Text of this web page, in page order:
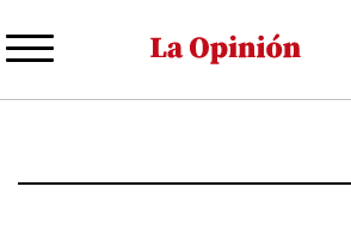
al
principal